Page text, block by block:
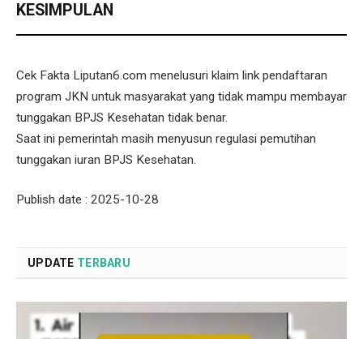
KESIMPULAN
Cek Fakta Liputan6.com menelusuri klaim link pendaftaran
program JKN untuk masyarakat yang tidak mampu membayar
tunggakan BPJS Kesehatan tidak benar.
Saat ini pemerintah masih menyusun regulasi pemutihan
tunggakan iuran BPJS Kesehatan.
Publish date : 2025-10-28
UPDATE TERBARU